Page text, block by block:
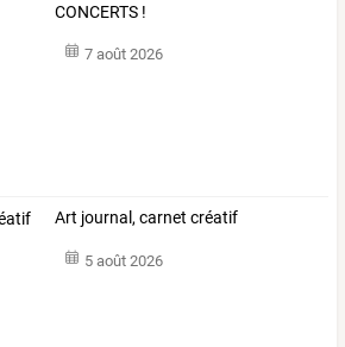
CONCERTS !
7 août 2026
Art journal, carnet créatif
5 août 2026